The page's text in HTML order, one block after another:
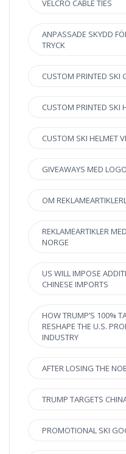
VELCRO CABLE TIES
ANPASSADE SKYDD
TRYCK
CUSTOM PRINTED SKI
CUSTOM PRINTED SKI
CUSTOM SKI HELMET
GIVEAWAYS MED LOGO
OM
REKLAMEARTIKLER
NORGE
US WILL IMPOSE
CHINESE IMPORTS
HOW TRUMP’S 100%
RESHAPE THE U.S.
INDUSTRY
AFTER LOSING THE
TRUMP TARGETS
PROMOTIONAL SKI